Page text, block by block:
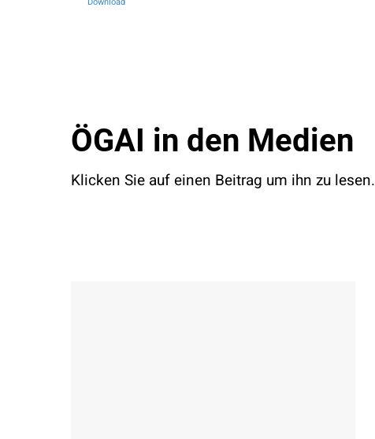
ÖGAI in den Medien
Klicken Sie auf einen Beitrag um ihn zu lesen.